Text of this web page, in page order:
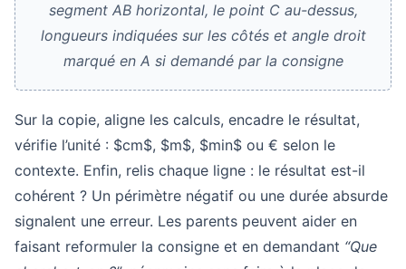
segment AB horizontal, le point C au-dessus,
longueurs indiquées sur les côtés et angle droit
marqué en A si demandé par la consigne
Sur la copie, aligne les calculs, encadre le résultat,
vérifie l’unité : $cm$, $m$, $min$ ou € selon le
contexte. Enfin, relis chaque ligne : le résultat est-il
cohérent ? Un périmètre négatif ou une durée absurde
signalent une erreur. Les parents peuvent aider en
faisant reformuler la consigne et en demandant “Que